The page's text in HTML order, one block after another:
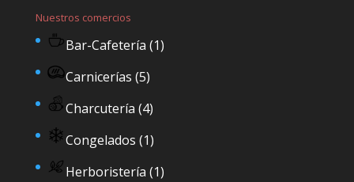
Nuestros comercios
Bar-Cafetería (1)
Carnicerías (5)
Charcutería (4)
Congelados (1)
Herboristería (1)